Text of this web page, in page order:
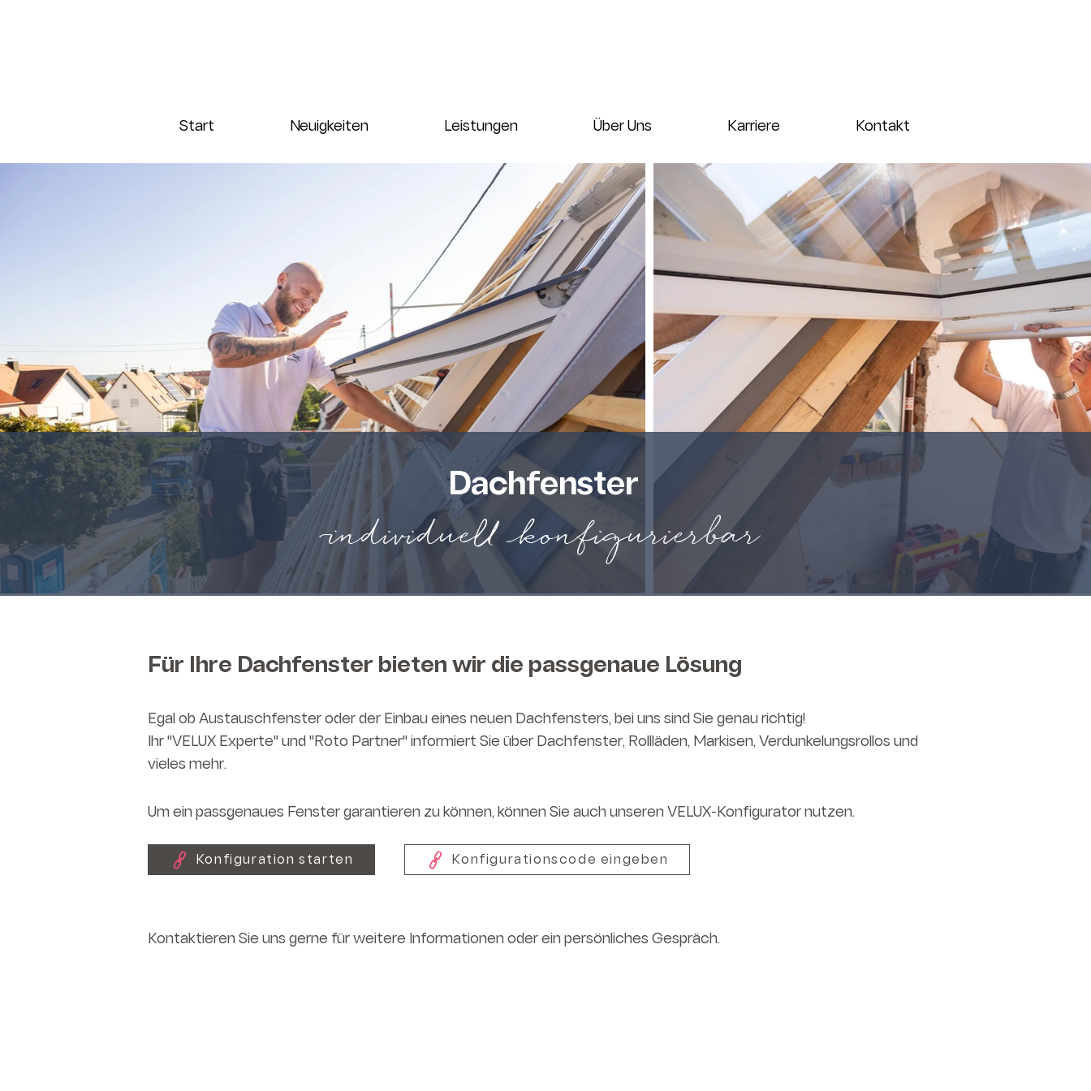
Start Neuigkeiten Leistungen Über Uns Karriere Kontakt
Dachfenster
individuell konfigurierbar
Für Ihre Dachfenster bieten wir die passgenaue Lösung
Egal ob Austauschfenster oder der Einbau eines neuen Dachfensters, bei uns sind Sie genau richtig!
Ihr "VELUX Experte" und "Roto Partner" informiert Sie über Dachfenster, Rollläden, Markisen, Verdunkelungsrollos und
vieles mehr.
Um ein passgenaues Fenster garantieren zu können, können Sie auch unseren VELUX-Konfigurator nutzen.
Konfiguration starten Konfigurationscode eingeben
Kontaktieren Sie uns gerne für weitere Informationen oder ein persönliches Gespräch.